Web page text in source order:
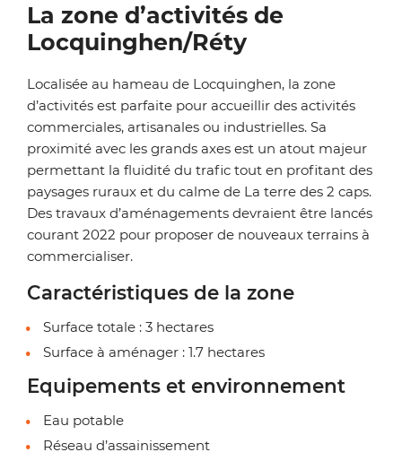
La zone d’activités de
Locquinghen/Réty
Localisée au hameau de Locquinghen, la zone
d’activités est parfaite pour accueillir des activités
commerciales, artisanales ou industrielles. Sa
proximité avec les grands axes est un atout majeur
permettant la fluidité du trafic tout en profitant des
paysages ruraux et du calme de La terre des 2 caps.
Des travaux d’aménagements devraient être lancés
courant 2022 pour proposer de nouveaux terrains à
commercialiser.
Caractéristiques de la zone
Surface totale : 3 hectares
Surface à aménager : 1.7 hectares
Equipements et environnement
Eau potable
Réseau d’assainissement